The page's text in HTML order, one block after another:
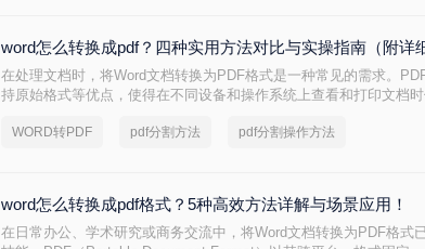
word怎么转换成pdf？四种实用方法对比与实操指南（附详
在处理文档时，将Word文档转换为PDF格式是一种常见的需求。
持原始格式等优点，使得在不同设备和操作系统上查看和打印文档时
求。
WORD转PDF pdf分割方法 pdf分割操作方法
word怎么转换成pdf格式？5种高效方法详解与场景应用！
在日常办公、学术研究或商务交流中，将Word文档转换为PDF格式